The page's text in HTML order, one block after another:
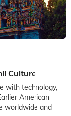
Culture
with technology,
American
worldwide and